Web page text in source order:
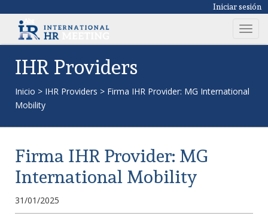
Iniciar sesión
T
o
a
IHR Providers
Inicio > IHR Providers > Firma IHR Provider: MG International
Mobility
Firma IHR Provider: MG
International Mobility
31/01/2025